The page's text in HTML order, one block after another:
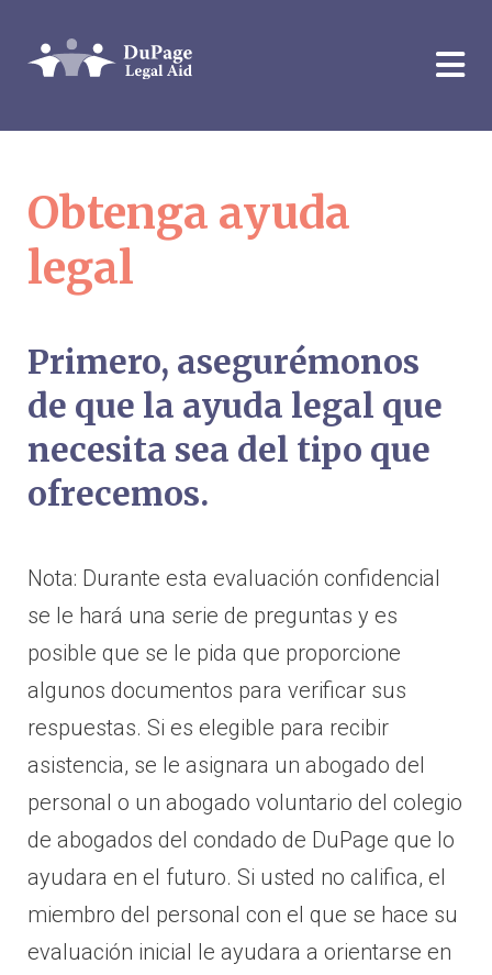
Obtenga ayuda
legal
Primero, asegurémonos
de que la ayuda legal que
necesita sea del tipo que
ofrecemos.
Nota: Durante esta evaluación confidencial
se le hará una serie de preguntas y es
posible que se le pida que proporcione
algunos documentos para verificar sus
respuestas. Si es elegible para recibir
asistencia, se le asignara un abogado del
personal o un abogado voluntario del colegio
de abogados del condado de DuPage que lo
ayudara en el futuro. Si usted no califica, el
miembro del personal con el que se hace su
evaluación inicial le ayudara a orientarse en